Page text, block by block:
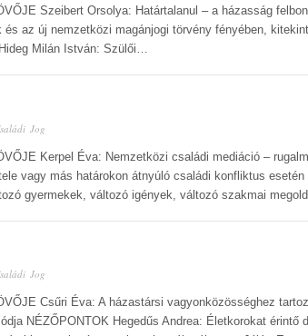
Szeibert Orsolya: Határtalanul – a házasság
és az új nemzetközi magánjogi törvény fényében,
Milán István: Szülői…
Jog
Kerpel Éva: Nemzetközi családi mediáció –
vagy más határokon átnyúló családi konfliktus esetén
gyermekek, változó igények, változó szakmai
Jog
Csűri Éva: A házastársi vagyonközösséghez
NÉZŐPONTOK Hegedűs Andrea: Életkorokat érintő